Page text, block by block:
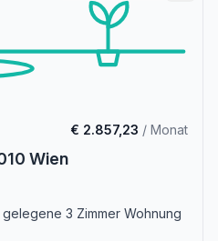
€ 2.857,23 / Monat
Wien
gelegene 3 Zimmer Wohnung